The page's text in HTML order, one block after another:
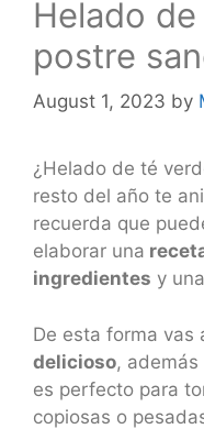
Helado
postre
August 1, 2023 by
¿Helado de té
resto del año te
recuerda que
elaborar una
ingredientes y una
De esta forma vas
delicioso,
es perfecto para
copiosas o